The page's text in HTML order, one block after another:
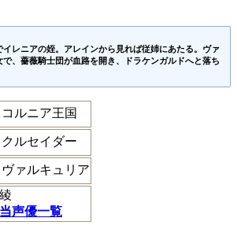
レニアの姪。アレインから見れば従姉にあたる。ヴァ
、薔薇騎士団が血路を開き、ドラケンガルドへと落ち
コルニア王国
クルセイダー
ヴァルキュリア
声優一覧